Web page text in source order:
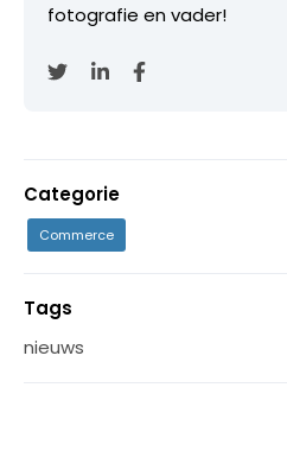
fotografie en vader!
Categorie
Commerce
Tags
nieuws